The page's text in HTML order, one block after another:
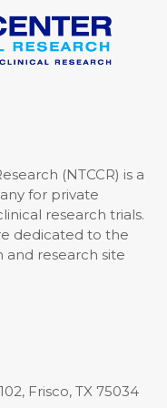
(NTCCR) is a
for private
research trials.
dedicated to the
research site
Frisco, TX 75034